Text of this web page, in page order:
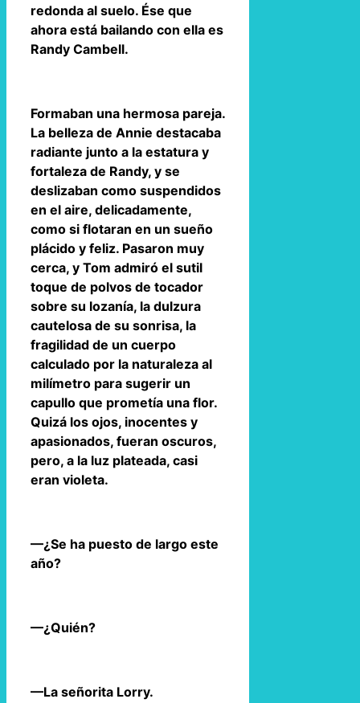
redonda al suelo. Ése que
ahora está bailando con ella es
Randy Cambell.
Formaban una hermosa pareja.
La belleza de Annie destacaba
radiante junto a la estatura y
fortaleza de Randy, y se
deslizaban como suspendidos
en el aire, delicadamente,
como si flotaran en un sueño
plácido y feliz. Pasaron muy
cerca, y Tom admiró el sutil
toque de polvos de tocador
sobre su lozanía, la dulzura
cautelosa de su sonrisa, la
fragilidad de un cuerpo
calculado por la naturaleza al
milímetro para sugerir un
capullo que prometía una flor.
Quizá los ojos, inocentes y
apasionados, fueran oscuros,
pero, a la luz plateada, casi
eran violeta.
—¿Se ha puesto de largo este
año?
—¿Quién?
—La señorita Lorry.